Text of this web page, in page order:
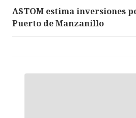
ASTOM estima inversiones
Puerto de Manzanillo